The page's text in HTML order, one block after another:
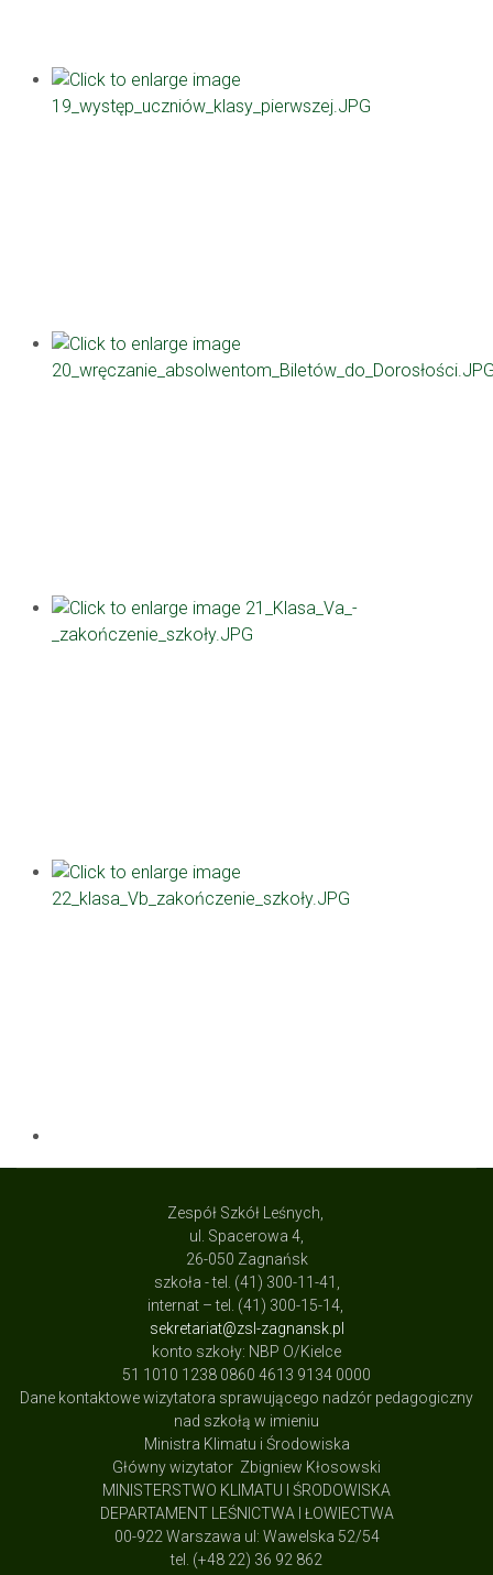
Zespół Szkół Leśnych,
ul. Spacerowa 4,
26-050 Zagnańsk
szkoła - tel. (41) 300-11-41,
internat – tel. (41) 300-15-14,
sekretariat@zsl-zagnansk.pl
konto szkoły: NBP O/Kielce
51 1010 1238 0860 4613 9134 0000
Dane kontaktowe wizytatora sprawującego nadzór pedagogiczny
nad szkołą w imieniu
Ministra Klimatu i Środowiska
Główny wizytator Zbigniew Kłosowski
MINISTERSTWO KLIMATU I ŚRODOWISKA
DEPARTAMENT LEŚNICTWA I ŁOWIECTWA
00-922 Warszawa ul: Wawelska 52/54
tel. (+48 22) 36 92 862